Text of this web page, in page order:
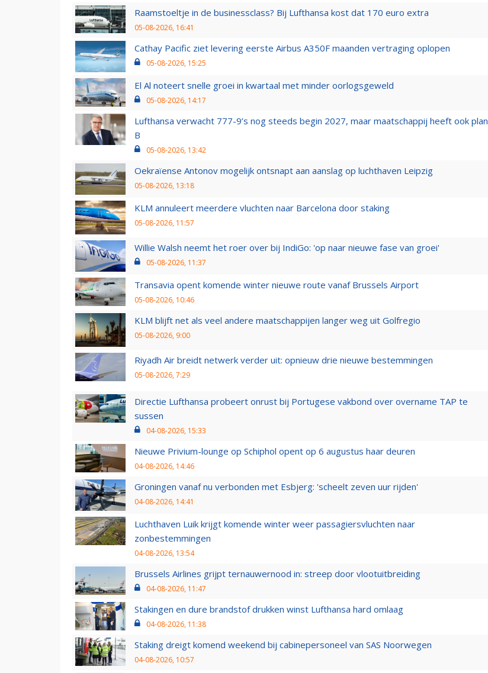
Raamstoeltje in de businessclass? Bij Lufthansa kost dat 170 euro extra
05-08-2026, 16:41
Cathay Pacific ziet levering eerste Airbus A350F maanden vertraging oplopen
05-08-2026, 15:25
El Al noteert snelle groei in kwartaal met minder oorlogsgeweld
05-08-2026, 14:17
Lufthansa verwacht 777-9’s nog steeds begin 2027, maar maatschappij heeft ook plan
B
05-08-2026, 13:42
Oekraïense Antonov mogelijk ontsnapt aan aanslag op luchthaven Leipzig
05-08-2026, 13:18
KLM annuleert meerdere vluchten naar Barcelona door staking
05-08-2026, 11:57
Willie Walsh neemt het roer over bij IndiGo: 'op naar nieuwe fase van groei'
05-08-2026, 11:37
Transavia opent komende winter nieuwe route vanaf Brussels Airport
05-08-2026, 10:46
KLM blijft net als veel andere maatschappijen langer weg uit Golfregio
05-08-2026, 9:00
Riyadh Air breidt netwerk verder uit: opnieuw drie nieuwe bestemmingen
05-08-2026, 7:29
Directie Lufthansa probeert onrust bij Portugese vakbond over overname TAP te
sussen
04-08-2026, 15:33
Nieuwe Privium-lounge op Schiphol opent op 6 augustus haar deuren
04-08-2026, 14:46
Groningen vanaf nu verbonden met Esbjerg: 'scheelt zeven uur rijden'
04-08-2026, 14:41
Luchthaven Luik krijgt komende winter weer passagiersvluchten naar
zonbestemmingen
04-08-2026, 13:54
Brussels Airlines grijpt ternauwernood in: streep door vlootuitbreiding
04-08-2026, 11:47
Stakingen en dure brandstof drukken winst Lufthansa hard omlaag
04-08-2026, 11:38
Staking dreigt komend weekend bij cabinepersoneel van SAS Noorwegen
04-08-2026, 10:57